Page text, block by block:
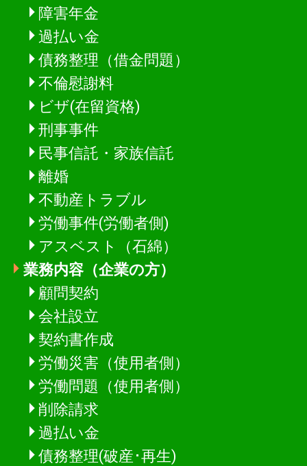
障害年金
過払い金
債務整理（借金問題）
不倫慰謝料
ビザ(在留資格)
刑事事件
民事信託・家族信託
離婚
不動産トラブル
労働事件(労働者側)
アスベスト（石綿）
業務内容（企業の方）
顧問契約
会社設立
契約書作成
労働災害（使用者側）
労働問題（使用者側）
削除請求
過払い金
債務整理(破産･再生)